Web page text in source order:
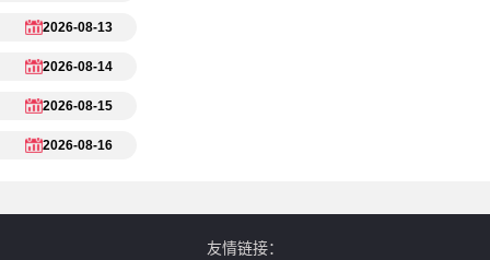
2026-08-13
2026-08-14
2026-08-15
2026-08-16
友情链接：